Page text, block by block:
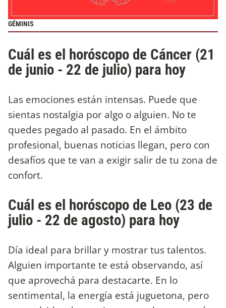
GÉMINIS
Cuál es el horóscopo de Cáncer (21
de junio - 22 de julio) para hoy
Las emociones están intensas. Puede que
sientas nostalgia por algo o alguien. No te
quedes pegado al pasado. En el ámbito
profesional, buenas noticias llegan, pero con
desafíos que te van a exigir salir de tu zona de
confort.
Cuál es el horóscopo de Leo (23 de
julio - 22 de agosto) para hoy
Día ideal para brillar y mostrar tus talentos.
Alguien importante te está observando, así
que aprovechá para destacarte. En lo
sentimental, la energía está juguetona, pero